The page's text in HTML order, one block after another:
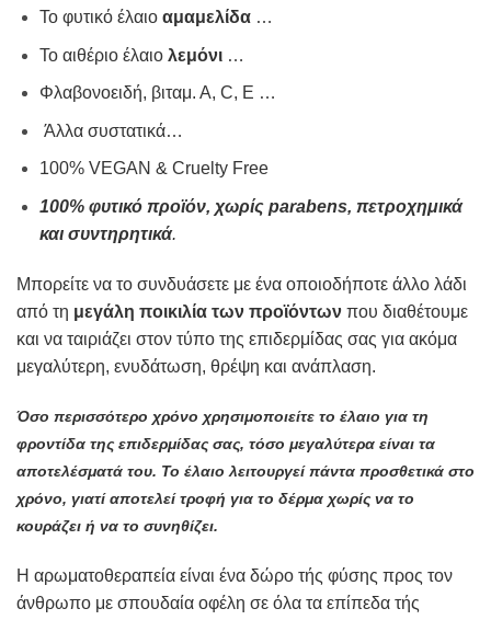
Το φυτικό έλαιο αμαμελίδα…
Το αιθέριο έλαιο λεμόνι…
Φλαβονοειδή, βιταμ. Α, C, Ε …
Άλλα συστατικά…
100% VEGAN & Cruelty Free
100% φυτικό προϊόν, χωρίς parabens, πετροχημικά
και συντηρητικά.
Μπορείτε να το συνδυάσετε με ένα οποιοδήποτε άλλο λάδι
από τη μεγάλη ποικιλία των προϊόντων που διαθέτουμε
και να ταιριάζει στον τύπο της επιδερμίδας σας για ακόμα
μεγαλύτερη, ενυδάτωση, θρέψη και ανάπλαση.
Όσο περισσότερο χρόνο χρησιμοποιείτε το έλαιο για τη
φροντίδα της επιδερμίδας σας, τόσο μεγαλύτερα είναι τα
αποτελέσματά του. Το έλαιο λειτουργεί πάντα προσθετικά στο
χρόνο, γιατί αποτελεί τροφή για το δέρμα χωρίς να το
κουράζει ή να το συνηθίζει.
Η αρωματοθεραπεία είναι ένα δώρο τής φύσης προς τον
άνθρωπο με σπουδαία οφέλη σε όλα τα επίπεδα τής